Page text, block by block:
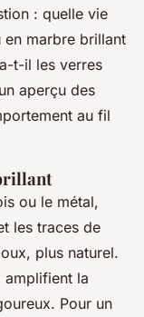
: quelle vie
marbre brillant
t-il les verres
aperçu des
au fil
ou le métal,
les traces de
plus naturel.
amplifient la
Pour un